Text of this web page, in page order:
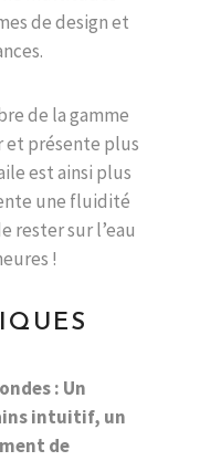
de design et
de la gamme
et présente plus
est ainsi plus
une fluidité
rester sur l’eau
!
: Un
intuitif, un
de